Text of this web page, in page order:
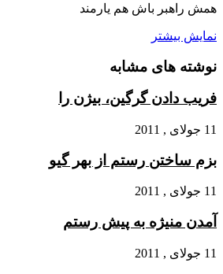
همش راهبر باش هم یارمند
نمایش بیشتر
نوشته های مشابه
فریب دادن گرگین، بیژن را
11 جولای , 2011
بزم ساختن رستم از بهر گیو
11 جولای , 2011
آمدن منیژه به پیش رستم
11 جولای , 2011